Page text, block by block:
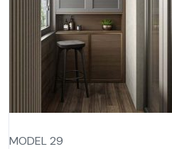
MODEL 29